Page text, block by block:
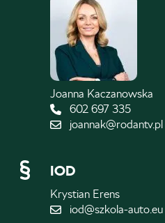
Joanna Kaczanowska
602 697 335
joannak@rodantv.pl
IOD
Krystian Erens
iod@szkola-auto.eu